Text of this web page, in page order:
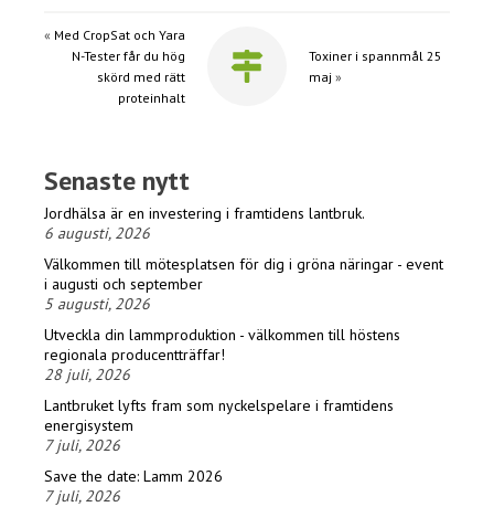
« Med CropSat och Yara
N-Tester får du hög
skörd med rätt
proteinhalt
Toxiner i spannmål 25
maj »
Senaste nytt
Jordhälsa är en investering i framtidens lantbruk.
6 augusti, 2026
Välkommen till mötesplatsen för dig i gröna näringar - event
i augusti och september
5 augusti, 2026
Utveckla din lammproduktion - välkommen till höstens
regionala producentträffar!
28 juli, 2026
Lantbruket lyfts fram som nyckelspelare i framtidens
energisystem
7 juli, 2026
Save the date: Lamm 2026
7 juli, 2026